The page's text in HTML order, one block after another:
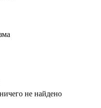
не найдено